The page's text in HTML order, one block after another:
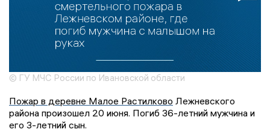
© ГУ МЧС России по Ивановской области
Пожар в деревне Малое Растилково Лежневского
района произошел 20 июня. Погиб 36-летний мужчина и
его 3-летний сын.